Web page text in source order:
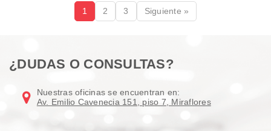
1 2 3 Siguiente »
¿DUDAS O CONSULTAS?
Nuestras oficinas se encuentran en:
Av. Emilio Cavenecia 151, piso 7, Miraflores